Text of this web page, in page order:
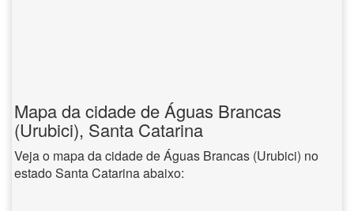
Mapa da cidade de Águas Brancas
(Urubici), Santa Catarina
Veja o mapa da cidade de Águas Brancas (Urubici) no
estado Santa Catarina abaixo: